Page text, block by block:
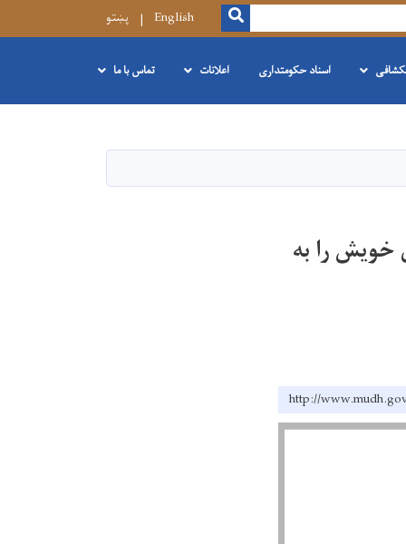
SEARCH
English پښتو
اسناد حکومتداری اعلانات تماس با ما
مرکزی خویش را به
http://